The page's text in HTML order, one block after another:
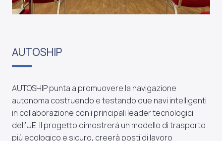
AUTOSHIP
AUTOSHIP punta a promuovere la navigazione
autonoma costruendo e testando due navi intelligenti
in collaborazione con i principali leader tecnologici
dell’UE. Il progetto dimostrerà un modello di trasporto
più ecologico e sicuro, creerà posti di lavoro